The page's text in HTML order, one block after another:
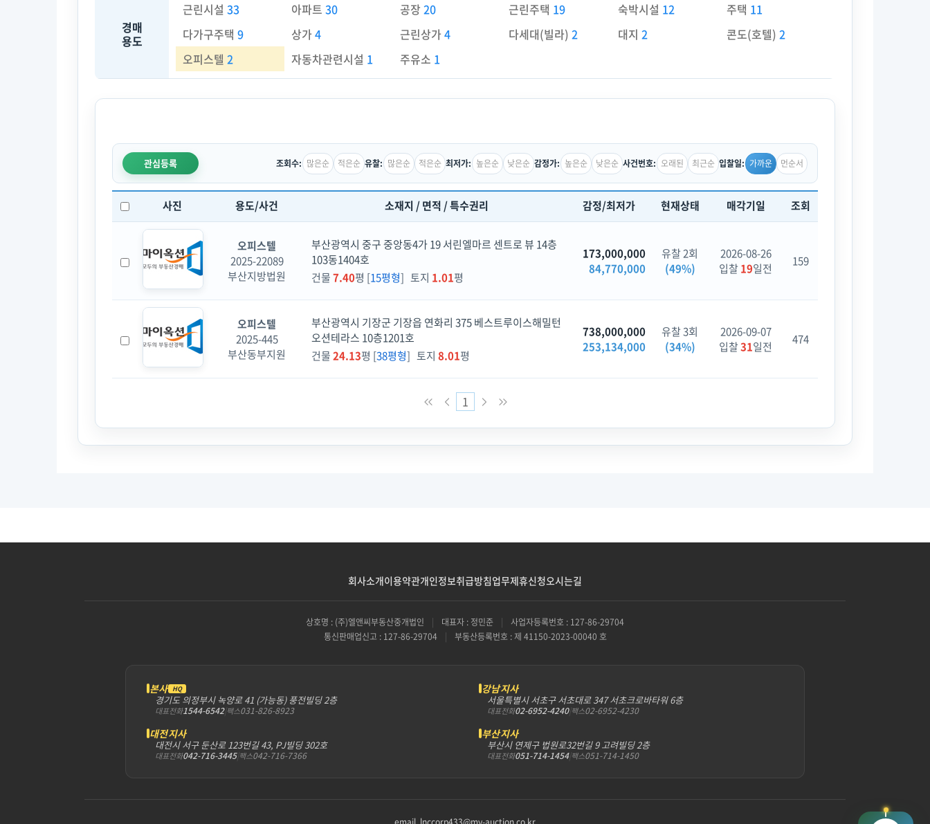
경매
용도
근린시설 33 아파트30 공장20 근린주택 19 숙박시설 12 주택 11
다가구주택 9 상가4 근린상가4 다세대(빌라)2 대지 2 콘도(호텔) 2
오피스텔 2 자동차관련시설 1 주유소 1
관심등록 조회수: 많은순 적은순 유찰: 많은순 적은순 최저가: 높은순 낮은순 감정가: 높은순 낮은순 사건번호: 오래된 최근순 입찰일: 가까운 먼순서
사진 용도/사건 소재지 / 면적 / 특수권리 감정/최저가 현재상태 매각기일 조회
오피스텔
2025-22089
부산지방법원
부산광역시 중구 중앙동4가 19 서린엘마르 센트로 뷰 14층
103동1404호
건물7.40평 [15평형] 토지 1.01평
173,000,000
84,770,000
유찰 2회
(49%)
2026-08-26
입찰19일전 159
오피스텔
2025-445
부산동부지원
부산광역시 기장군 기장읍 연화리 375 베스트루이스해밀턴
오션테라스 10층1201호
건물24.13평 [38평형] 토지 8.01평
738,000,000
253,134,000
유찰 3회
(34%)
2026-09-07
입찰31일전 474
1
회사소개이용약관개인정보취급방침업무제휴신청오시는길
상호명 : (주)엘앤씨부동산중개법인 | 대표자 : 정민준 |
사업자등록번호 : 127-86-29704
통신판매업신고 : 127-86-29704
| 부동산등록번호 : 제 41150-2023-00040 호
본사 HQ
경기도 의정부시 녹양로 41 (가능동) 풍전빌딩 2층
대표전화1544-6542|팩스031-826-8923
강남지사
서울특별시 서초구 서초대로 347 서초크로바타워 6층
대표전화02-6952-4240|팩스02-6952-4230
대전지사
대전시 서구 둔산로 123번길 43, PJ빌딩 302호
대표전화042-716-3445|팩스042-716-7366
부산지사
부산시 연제구 법원로32번길 9 고려빌딩 2층
대표전화051-714-1454|팩스051-714-1450